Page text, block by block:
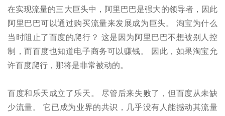
在实现流量的三大巨头中，阿里巴巴是强大的领导者，因此
阿里巴巴可以通过购买流量来发展成为巨头。 淘宝为什么
当时阻止了百度的爬行？ 这是因为阿里巴巴不想被别人控
制，而百度也知道电子商务可以赚钱。 因此，如果淘宝允
许百度爬行，那将是非常被动的。
百度和乐天成立了乐天。 尽管后来失败了，但百度从未缺
少流量。 它已成为业界的共识，几乎没有人能撼动其流量